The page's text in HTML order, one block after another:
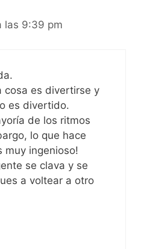
las 9:39 pm
cosa es divertirse y
es divertido.
de los ritmos
lo que hace
muy ingenioso!
se clava y se
a voltear a otro